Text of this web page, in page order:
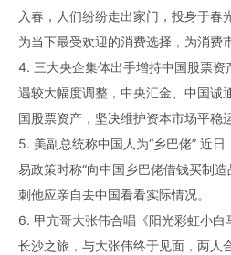
入春，人们纷纷走出家门，投身于春
为当下最受欢迎的消费选择，为消费
4. 三大央企集体出手增持中国股票
遇较大幅度调整，中央汇金、中国诚
国股票资产，坚决维护资本市场平稳
5. 美副总统称中国人为“乡巴佬” 近
易政策时称“向中国乡巴佬借钱买制
刺他应亲自去中国看看实际情况。
6. 甲亢哥大张伟合唱《阳光彩虹小白
长沙之旅，与大张伟终于见面，两人